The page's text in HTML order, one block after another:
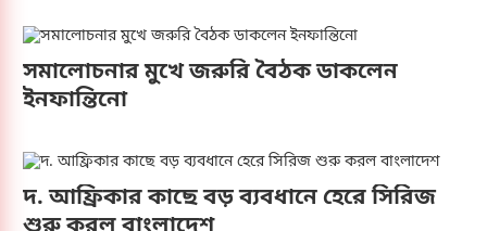
একজন খেলোয়াড় হিসেবে বিবেচনা করে তার প্রতি যথেষ্ট
সহনশীল ও নমনীয় ছিল, কিন্তু সাকিব একজন ক্রিকেটার
হিসেবে নিজের অবস্থান ধরে না রেখে পুরোপুরি রাজনৈতিক
জাতীয় দলের হয়ে খেলার সুযোগ আর অবশিষ্ট নেই।সম্প্রতি
নয়দিল্লিতে ক্ষমতাচ্যুত প্রধানমন্ত্রী শেখ হাসিনার একটি
ভার্চ্যুয়াল সংবাদ সম্মেলনে সাকিবের অংশ নেওয়া প্রশঙ্গ
সমালোচনার মুখে জরুরি বৈঠক ডাকলেন
ইনফান্তিনো
দ. আফ্রিকার কাছে বড় ব্যবধানে হেরে সিরিজ